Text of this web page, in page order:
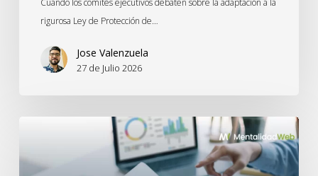
Cuando los comités ejecutivos debaten sobre la adaptación a la
rigurosa Ley de Protección de…
Jose Valenzuela
27 de Julio 2026
y